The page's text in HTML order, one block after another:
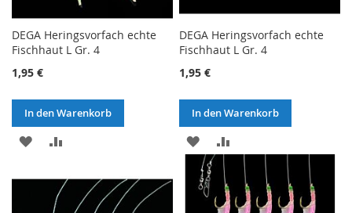
DEGA Heringsvorfach echte
Fischhaut L Gr. 4
1,95 €
In den Warenkorb
ZUR
HINZUFÜGEN
HINZUFÜGEN
DEGA Heringsvorfach echte
Fischhaut L Gr. 4
1,95 €
In den Warenkorb
ZUR
WUNSCHLISTE
HINZUFÜGEN
VERGLEICHSLISTE
HINZUFÜGEN